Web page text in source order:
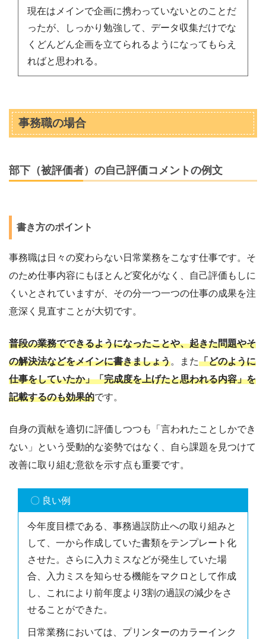
現在はメインで企画に携わっていないとのことだ
ったが、しっかり勉強して、データ収集だけでな
くどんどん企画を立てられるようになってもらえ
ればと思われる。
事務職の場合
部下（被評価者）の自己評価コメントの例文
書き方のポイント
事務職は日々の変わらない日常業務をこなす仕事です。そ
のため仕事内容にもほとんど変化がなく、自己評価もしに
くいとされていますが、その分一つ一つの仕事の成果を注
意深く見直すことが大切です。
普段の業務でできるようになったことや、起きた問題やそ
の解決法などをメインに書きましょう。また「どのように
仕事をしていたか」「完成度を上げたと思われる内容」を
記載するのも効果的です。
自身の貢献を適切に評価しつつも「言われたことしかでき
ない」という受動的な姿勢ではなく、自ら課題を見つけて
改善に取り組む意欲を示す点も重要です。
〇 良い例
今年度目標である、事務過誤防止への取り組みと
して、一から作成していた書類をテンプレート化
させた。さらに入力ミスなどが発生していた場
合、入力ミスを知らせる機能をマクロとして作成
し、これにより前年度より3割の過誤の減少をさ
せることができた。
日常業務においては、プリンターのカラーインク